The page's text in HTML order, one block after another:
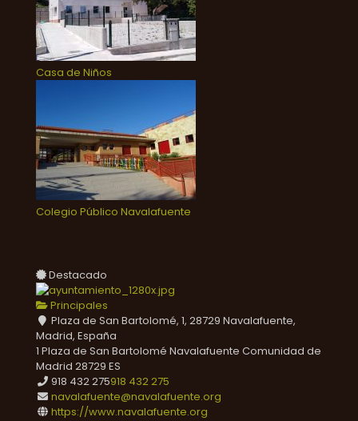
Casa de Niños
Colegio Público Navalafuente
Destacado
Principales
Plaza de San Bartolomé, 1, 28729 Navalafuente,
Madrid, España
1 Plaza de San Bartolomé Navalafuente Comunidad de
Madrid 28729 ES
918 432 275918 432 275
navalafuente@navalafuente.org
https://www.navalafuente.org